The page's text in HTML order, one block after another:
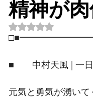
精神が
5つ星のうちNaNと
■　　中村天風 | 一
元気と勇気が湧い